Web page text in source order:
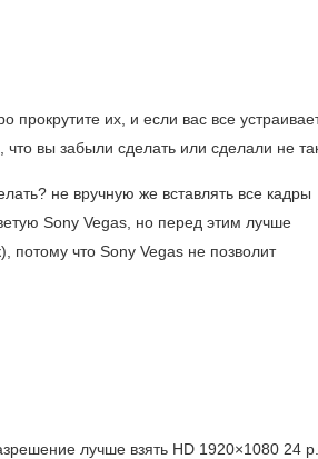
прокрутите их, и если вас все
что вы забыли сделать или сделали не
не вручную же вставлять все кадры
Sony Vegas, но перед этим лучше
потому что Sony Vegas не позволит
лучше взять HD 1920×1080 24 p.